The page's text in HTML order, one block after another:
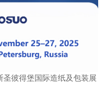
圣彼得堡国际造纸及包装展